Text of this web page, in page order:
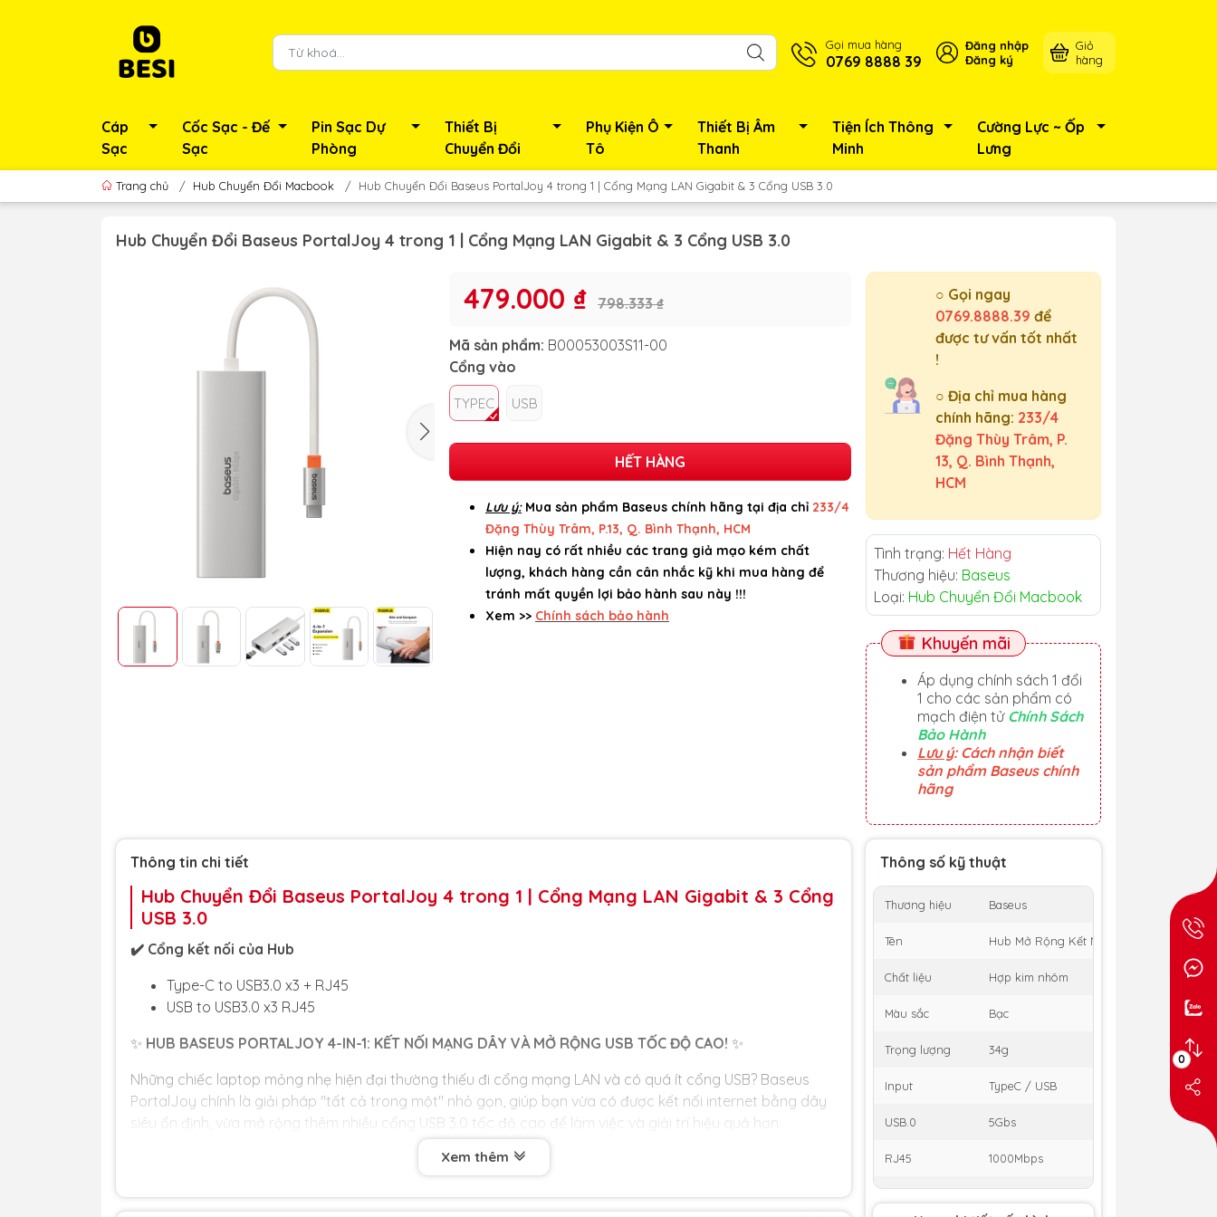
Gọi mua hàng
0769 8888 39
Đăng nhập
Đăng ký
Giỏ
hàng
Cáp
Sạc
Cốc Sạc - Đế
Sạc
Pin Sạc Dự
Phòng
Thiết Bị
Chuyển Đổi
Phụ Kiện Ô
Tô
Thiết Bị Âm
Thanh
Tiện Ích Thông
Minh
Cường Lực ~ Ốp
Lưng
Trang chủ / Hub Chuyển Đổi Macbook / Hub Chuyển Đổi Baseus PortalJoy 4 trong 1 | Cổng Mạng LAN Gigabit & 3 Cổng USB 3.0
Hub Chuyển Đổi Baseus PortalJoy 4 trong 1 | Cổng Mạng LAN Gigabit & 3 Cổng USB 3.0
479.000 ₫ 798.333 ₫
Mã sản phẩm: B00053003S11-00
Cổng vào
TYPEC USB
HẾT HÀNG
Lưu ý: Mua sản phẩm Baseus chính hãng tại địa chỉ 233/4
Đặng Thùy Trâm, P.13, Q. Bình Thạnh, HCM
Hiện nay có rất nhiều các trang giả mạo kém chất
lượng, khách hàng cần cân nhắc kỹ khi mua hàng để
tránh mất quyền lợi bảo hành sau này !!!
Xem >> Chính sách bảo hành
0
○ Gọi ngay
0769.8888.39 để
được tư vấn tốt nhất
!
○ Địa chỉ mua hàng
chính hãng: 233/4
Đặng Thùy Trâm, P.
13, Q. Bình Thạnh,
HCM
Tình trạng: Hết Hàng
Thương hiệu: Baseus
Loại: Hub Chuyển Đổi Macbook
Khuyến mãi
Áp dụng chính sách 1 đổi
1 cho các sản phẩm có
mạch điện tử Chính Sách
Bảo Hành
Lưu ý: Cách nhận biết
sản phẩm Baseus chính
hãng
Thông số kỹ thuật
Thương hiệu Baseus
Tên Hub Mở Rộng Kết Nối Baseus PortalJoy
Chất liệu Hợp kim nhôm
Màu sắc Bạc
Trọng lượng 34g
Input TypeC / USB
USB.0 5Gbs
RJ45 1000Mbps
Thông tin chi tiết
Hub Chuyển Đổi Baseus PortalJoy 4 trong 1 | Cổng Mạng LAN Gigabit & 3 Cổng
USB 3.0
✔️ Cổng kết nối của Hub
Type-C to USB3.0 x3 + RJ45
USB to USB3.0 x3 RJ45
✨ HUB BASEUS PORTALJOY 4-IN-1: KẾT NỐI MẠNG DÂY VÀ MỞ RỘNG USB TỐC ĐỘ CAO! ✨
Những chiếc laptop mỏng nhẹ hiện đại thường thiếu đi cổng mạng LAN và có quá ít cổng USB? Baseus
PortalJoy chính là giải pháp "tất cả trong một" nhỏ gọn, giúp bạn vừa có được kết nối internet bằng dây
siêu ổn định, vừa mở rộng thêm nhiều cổng USB 3.0 tốc độ cao để làm việc và giải trí hiệu quả hơn.
🌐KẾT NỐI MẠNG DÂY GIGABIT SIÊU TỐC:Tạm biệt tình trạng Wi-Fi chập chờn, không ổn định. Cổng
Xem thêm